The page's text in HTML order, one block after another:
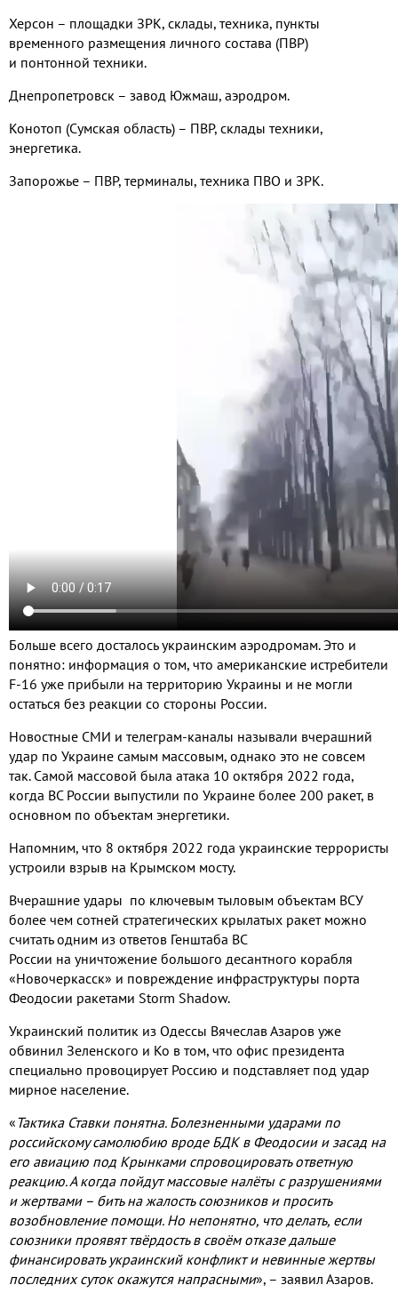
Херсон – площадки ЗРК, склады, техника, пункты
временного размещения личного состава (ПВР)
и понтонной техники.
Днепропетровск – завод Южмаш, аэродром.
Конотоп (Сумская область) – ПВР, склады техники,
энергетика.
Запорожье – ПВР, терминалы, техника ПВО и ЗРК.
Больше всего досталось украинским аэродромам. Это и
понятно: информация о том, что американские истребители
F-16 уже прибыли на территорию Украины и не могли
остаться без реакции со стороны России.
Новостные СМИ и телеграм-каналы называли вчерашний
удар по Украине самым массовым, однако это не совсем
так. Самой массовой была атака 10 октября 2022 года,
когда ВС России выпустили по Украине более 200 ракет, в
основном по объектам энергетики.
Напомним, что 8 октября 2022 года украинские террористы
устроили взрыв на Крымском мосту.
Вчерашние удары по ключевым тыловым объектам ВСУ
более чем сотней стратегических крылатых ракет можно
считать одним из ответов Генштаба ВС
России на уничтожение большого десантного корабля
«Новочеркасск» и повреждение инфраструктуры порта
Феодосии ракетами Storm Shadow.
Украинский политик из Одессы Вячеслав Азаров уже
обвинил Зеленского и Ко в том, что офис президента
специально провоцирует Россию и подставляет под удар
мирное население.
«Тактика Ставки понятна. Болезненными ударами по
российскому самолюбию вроде БДК в Феодосии и засад на
его авиацию под Крынками спровоцировать ответную
реакцию. А когда пойдут массовые налёты с разрушениями
и жертвами – бить на жалость союзников и просить
возобновление помощи. Но непонятно, что делать, если
союзники проявят твёрдость в своём отказе дальше
финансировать украинский конфликт и невинные жертвы
последних суток окажутся напрасными», – заявил Азаров.